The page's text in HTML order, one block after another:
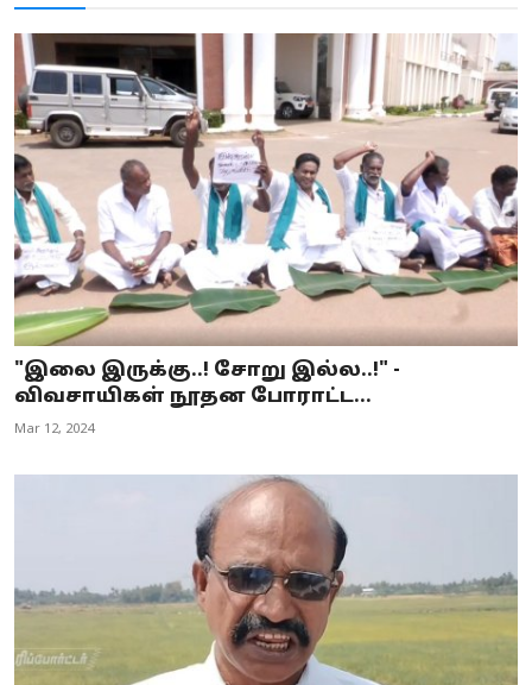
"இலை இருக்கு..! சோறு இல்ல..!" -
விவசாயிகள் நூதன போராட்ட...
Mar 12, 2024